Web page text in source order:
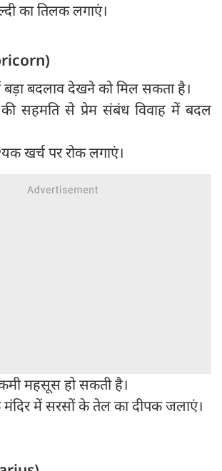
का तिलक लगाएं।
बड़ा बदलाव देखने को मिल सकता है।
सहमति से प्रेम संबंध विवाह में बदल
खर्च पर रोक लगाएं।
कमी महसूस हो सकती है।
मंदिर में सरसों के तेल का दीपक जलाएं।